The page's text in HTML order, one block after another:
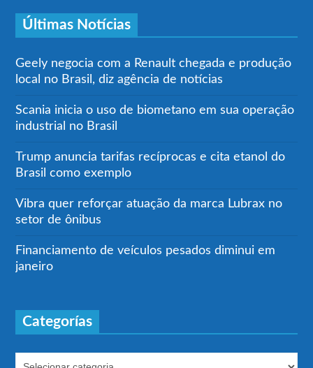
Últimas Notícias
Geely negocia com a Renault chegada e produção
local no Brasil, diz agência de notícias
Scania inicia o uso de biometano em sua operação
industrial no Brasil
Trump anuncia tarifas recíprocas e cita etanol do
Brasil como exemplo
Vibra quer reforçar atuação da marca Lubrax no
setor de ônibus
Financiamento de veículos pesados diminui em
janeiro
Categorías